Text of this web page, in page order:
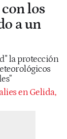
los
a un
la protección
en Gelida,